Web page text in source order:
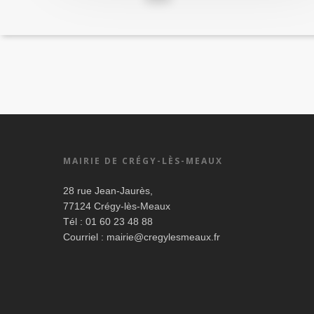
MAIRIE DE CRÉGY-LÈS-MEAUX
28 rue Jean-Jaurès,
77124 Crégy-lès-Meaux
Tél : 01 60 23 48 88
Courriel : mairie@cregylesmeaux.fr